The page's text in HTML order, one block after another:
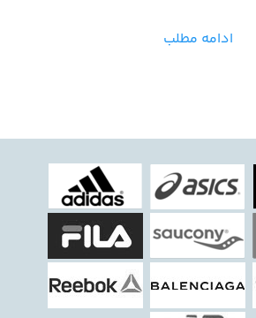
ادامه مطلب